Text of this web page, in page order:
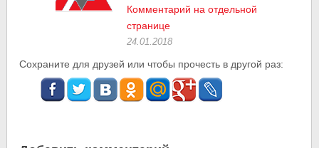
Комментарий на отдельной
странице
24.01.2018
Сохраните для друзей или чтобы прочесть в другой раз: